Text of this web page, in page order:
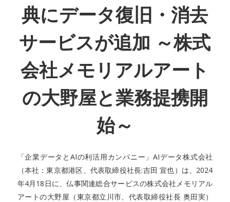
典にデータ復旧・消去
サービスが追加 ～株式
会社メモリアルアート
の大野屋と業務提携開
始～
「企業データとAIの利活用カンパニー」AIデータ株式会社
（本社：東京都港区、代表取締役社長:吉田 宣也）は、2024
年4月18日に、仏事関連総合サービスの株式会社メモリアル
アートの大野屋（東京都立川市、代表取締役社長 奥田実）